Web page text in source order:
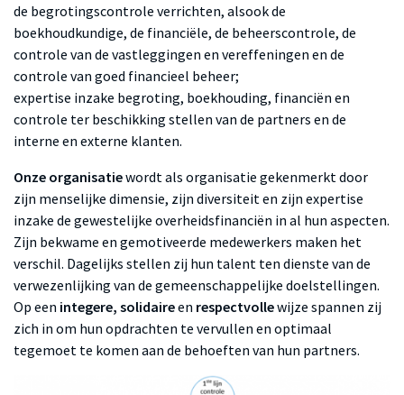
de begrotingscontrole verrichten, alsook de
boekhoudkundige, de financiële, de beheerscontrole, de
controle van de vastleggingen en vereffeningen en de
controle van goed financieel beheer;
expertise inzake begroting, boekhouding, financiën en
controle ter beschikking stellen van de partners en de
interne en externe klanten.
Onze organisatiewordt als organisatie gekenmerkt door
zijn menselijke dimensie, zijn diversiteit en zijn expertise
inzake de gewestelijke overheidsfinanciën in al hun aspecten.
Zijn bekwame en gemotiveerde medewerkers maken het
verschil. Dagelijks stellen zij hun talent ten dienste van de
verwezenlijking van de gemeenschappelijke doelstellingen.
Op een integere, solidaireen respectvollewijze spannen zij
zich in om hun opdrachten te vervullen en optimaal
tegemoet te komen aan de behoeften van hun partners.